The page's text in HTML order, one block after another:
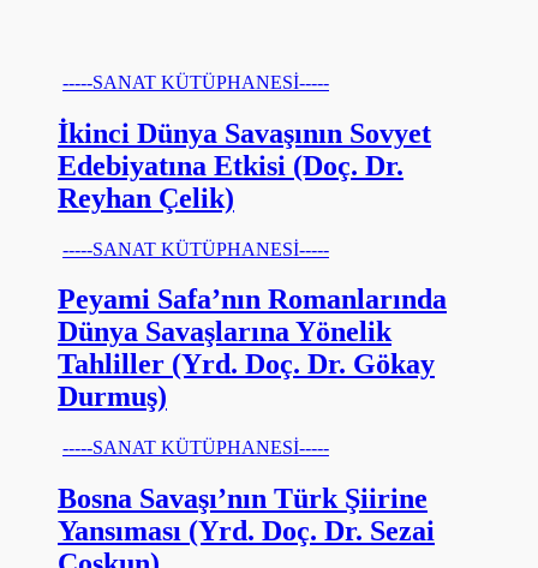
-----SANAT KÜTÜPHANESİ-----
İkinci Dünya Savaşının Sovyet
Edebiyatına Etkisi (Doç. Dr.
Reyhan Çelik)
-----SANAT KÜTÜPHANESİ-----
Peyami Safa’nın Romanlarında
Dünya Savaşlarına Yönelik
Tahliller (Yrd. Doç. Dr. Gökay
Durmuş)
-----SANAT KÜTÜPHANESİ-----
Bosna Savaşı’nın Türk Şiirine
Yansıması (Yrd. Doç. Dr. Sezai